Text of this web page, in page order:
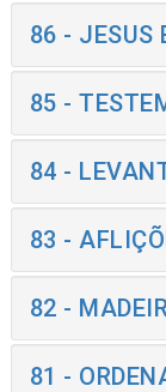
86 - JESUS
85 -
84 -
83 -
82 -
81 -